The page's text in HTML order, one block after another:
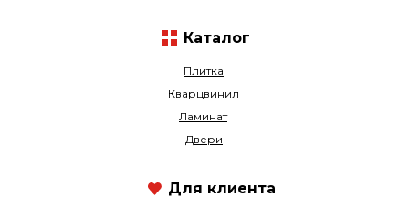
Плитка
Кварцвинил
Ламинат
Двери
Каталог
Для клиента